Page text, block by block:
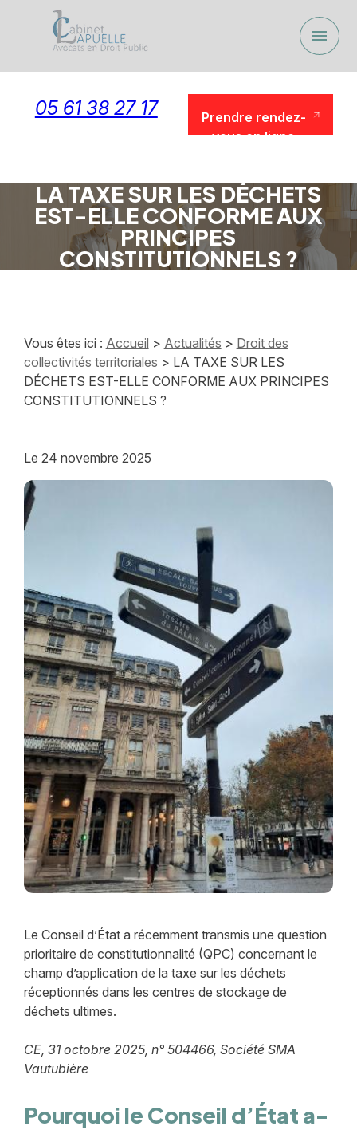
menu
05 61 38 27 17
Prendre rendez-
vous en ligne
LA TAXE SUR LES DÉCHETS
EST-ELLE CONFORME AUX
PRINCIPES
CONSTITUTIONNELS ?
Vous êtes ici : Accueil > Actualités > Droit des
collectivités territoriales > LA TAXE SUR LES
DÉCHETS EST-ELLE CONFORME AUX PRINCIPES
CONSTITUTIONNELS ?
Le 24 novembre 2025
Le Conseil d’État a récemment transmis une question
prioritaire de constitutionnalité (QPC) concernant le
champ d’application de la taxe sur les déchets
réceptionnés dans les centres de stockage de
déchets ultimes.
CE, 31 octobre 2025, n° 504466, Société SMA
Vautubière
Pourquoi le Conseil d’État a-
Panneau de gestion des cookies